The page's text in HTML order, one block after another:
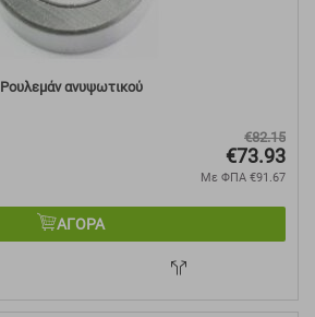
Ρουλεμάν ανυψωτικού
€82.15
€73.93
Με ΦΠΑ €91.67
ΑΓΟΡΑ